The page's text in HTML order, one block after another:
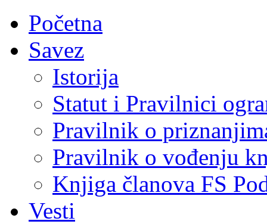
Početna
Savez
Istorija
Statut i Pravilnici
Pravilnik o
Pravilnik o vođenju
Knjiga članova FS
Vesti